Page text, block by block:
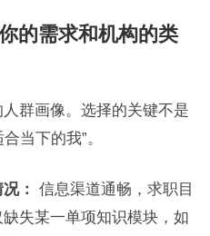
的需求和机构的类
群画像。选择的关键不是
当下的我”。
：
信息渠道通畅，求职目
失某一单项知识模块，如